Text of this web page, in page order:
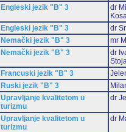
Engleski jezik "B" 3
dr
Engleski jezik "B" 3
dr
Nemački jezik "B" 3
mr
Nemački jezik "B" 3
dr
Francuski jezik "B" 3
Ruski jezik "B" 3
Upravljanje kvalitetom u
turizmu
dr
Upravljanje kvalitetom u
turizmu
dr